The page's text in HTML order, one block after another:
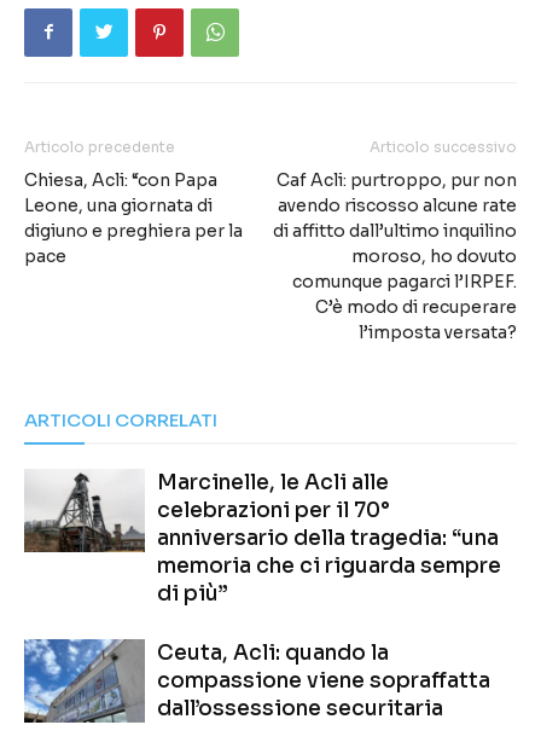
Articolo precedente
Chiesa, Acli: “con Papa
Leone, una giornata di
digiuno e preghiera per la
pace
Articolo successivo
Caf Acli: purtroppo, pur non
avendo riscosso alcune rate
di affitto dall’ultimo inquilino
moroso, ho dovuto
comunque pagarci l’IRPEF.
C’è modo di recuperare
l’imposta versata?
ARTICOLI CORRELATI
Marcinelle, le Acli alle
celebrazioni per il 70°
anniversario della tragedia: “una
memoria che ci riguarda sempre
di più”
Ceuta, Acli: quando la
compassione viene sopraffatta
dall’ossessione securitaria